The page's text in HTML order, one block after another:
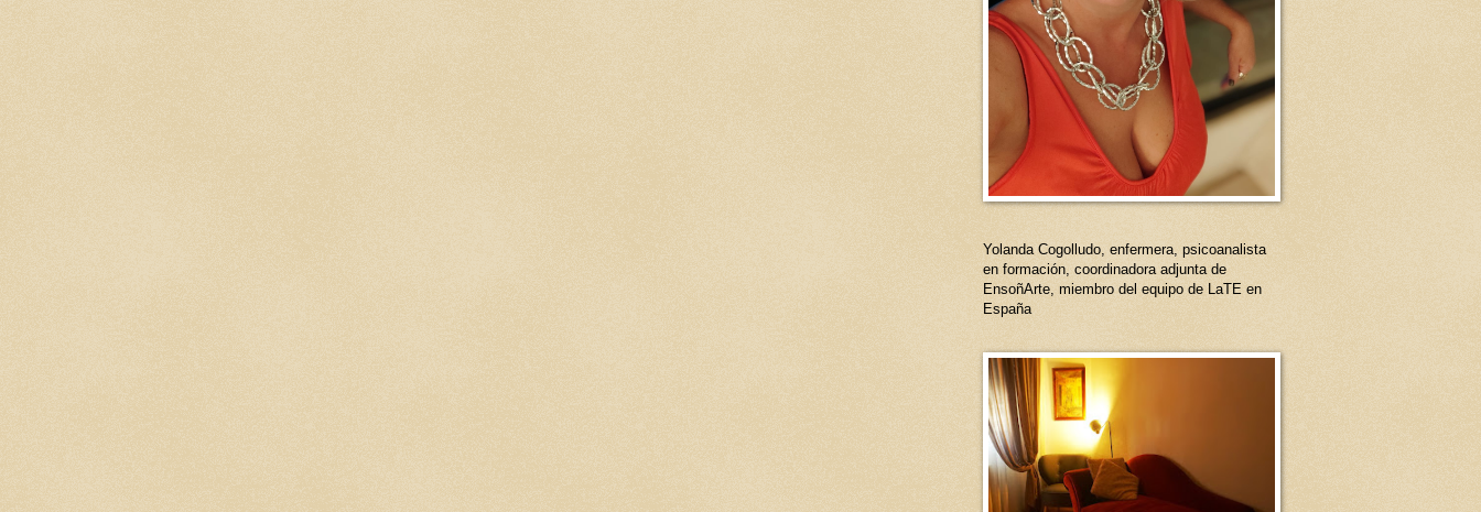
Yolanda Cogolludo, enfermera, psicoanalista
en formación, coordinadora adjunta de
EnsoñArte, miembro del equipo de LaTE en
España